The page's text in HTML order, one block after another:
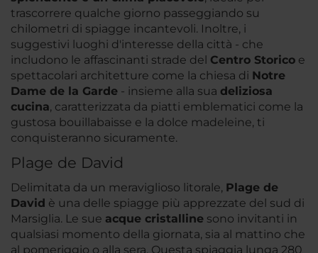
trascorrere qualche giorno passeggiando su
chilometri di spiagge incantevoli. Inoltre, i
suggestivi luoghi d'interesse della città - che
includono le affascinanti strade del Centro Storico e
spettacolari architetture come la chiesa di Notre
Dame de la Garde - insieme alla sua deliziosa
cucina, caratterizzata da piatti emblematici come la
gustosa bouillabaisse e la dolce madeleine, ti
conquisteranno sicuramente.
Plage de David
Delimitata da un meraviglioso litorale, Plage de
David è una delle spiagge più apprezzate del sud di
Marsiglia. Le sue acque cristalline sono invitanti in
qualsiasi momento della giornata, sia al mattino che
al pomeriggio o alla sera. Questa spiaggia lunga 280